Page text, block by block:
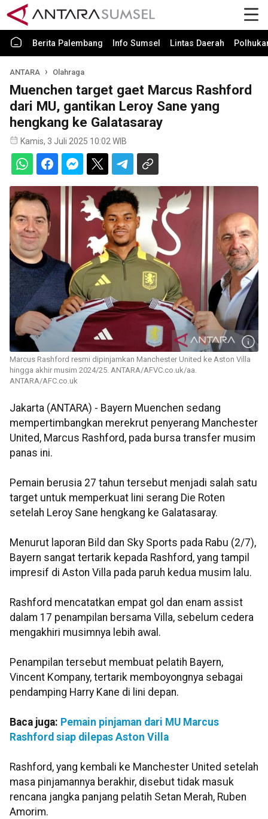
Berita Palembang Info Sumsel Lintas Daerah
ANTARA Olahraga
Muenchen target gaet Marcus Rashford
dari MU, gantikan Leroy Sane yang
hengkang ke Galatasaray
Kamis, 3 Juli 2025 10:02 WIB
Marcus Rashford resmi dipinjamkan Manchester United ke Aston Villa
hingga akhir musim 2024/25. ANTARA/AFVC.co.uk/aa.
ANTARA/AFC.co.uk
Jakarta (ANTARA) - Bayern Muenchen sedang
mempertimbangkan merekrut penyerang Manchester
United, Marcus Rashford, pada bursa transfer musim
panas ini.
Pemain berusia 27 tahun tersebut menjadi salah satu
target untuk memperkuat lini serang Die Roten
setelah Leroy Sane hengkang ke Galatasaray.
Menurut laporan Bild dan Sky Sports pada Rabu (2/7),
Bayern sangat tertarik kepada Rashford, yang tampil
impresif di Aston Villa pada paruh kedua musim lalu.
Rashford mencatatkan empat gol dan enam assist
dalam 17 penampilan bersama Villa, sebelum cedera
mengakhiri musimnya lebih awal.
Penampilan tersebut membuat pelatih Bayern,
Vincent Kompany, tertarik memboyongnya sebagai
pendamping Harry Kane di lini depan.
Baca juga: Pemain pinjaman dari MU Marcus
Rashford siap dilepas Aston Villa
Rashford, yang kembali ke Manchester United setelah
masa pinjamannya berakhir, disebut tidak masuk
rencana jangka panjang pelatih Setan Merah, Ruben
Amorim.